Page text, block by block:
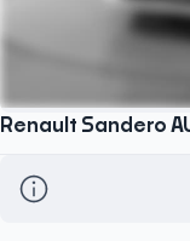
Renault Sandero